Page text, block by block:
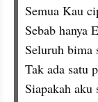
Semua Kau
Sebab hanya
Seluruh bima
Tak ada satu
Siapakah aku